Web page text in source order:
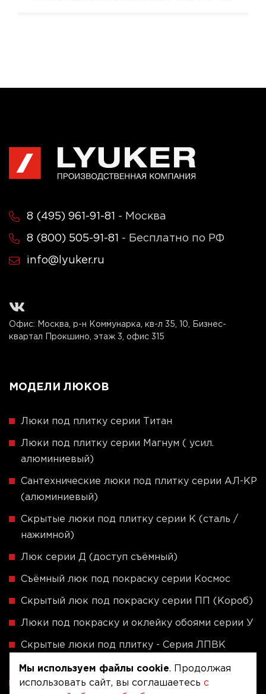
8 (495) 961-91-81 - Москва
8 (800) 505-91-81 - Бесплатно по РФ
info@lyuker.ru
Офис: Москва, р-н Коммунарка, кв-л 35, 10, Бизнес-
квартал Прокшино, этаж 3, офис 315
МОДЕЛИ ЛЮКОВ
Люки под плитку серии Титан
Люки под плитку серии Магнум ( усил.
алюминиевый)
Сантехнические люки под плитку серии АЛ-КР
(алюминиевый)
Скрытые люки под плитку серии K (сталь /
нажимной)
Люк серии Д (доступ съёмный)
Съёмный люк под покраску серии Космос
Скрытый люк под покраску серии ПП (Короб)
Люки под покраску и оклейку обоями серии У
Скрытые люки под плитку - Серия ЛПВК
Ревизионные люки серии A (сталь / присоска)
Мы используем файлы cookie. Продолжая
использовать сайт, вы соглашаетесь с